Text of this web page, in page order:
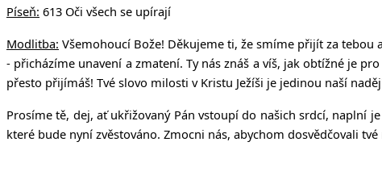
Píseň: 613 Oči všech se upírají
Modlitba: Všemohoucí Bože! Děkujeme ti, že smíme přijít za tebou
- přicházíme unavení a zmatení. Ty nás znáš a víš, jak obtížné je
přesto přijímáš! Tvé slovo milosti v Kristu Ježíši je jedinou naší
Prosíme tě, dej, ať ukřižovaný Pán vstoupí do našich srdcí, naplní
které bude nyní zvěstováno. Zmocni nás, abychom dosvědčovali